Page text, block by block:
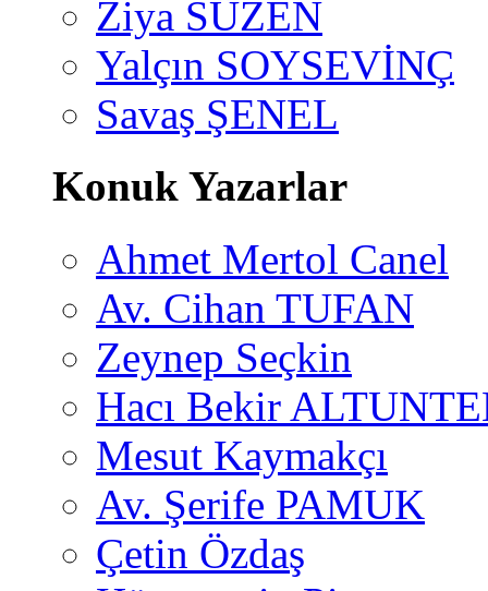
Ziya SÜZEN
Yalçın SOYSEVİNÇ
Savaş ŞENEL
Konuk Yazarlar
Ahmet Mertol Canel
Av. Cihan TUFAN
Zeynep Seçkin
Hacı Bekir
Mesut Kaymakçı
Av. Şerife PAMUK
Çetin Özdaş